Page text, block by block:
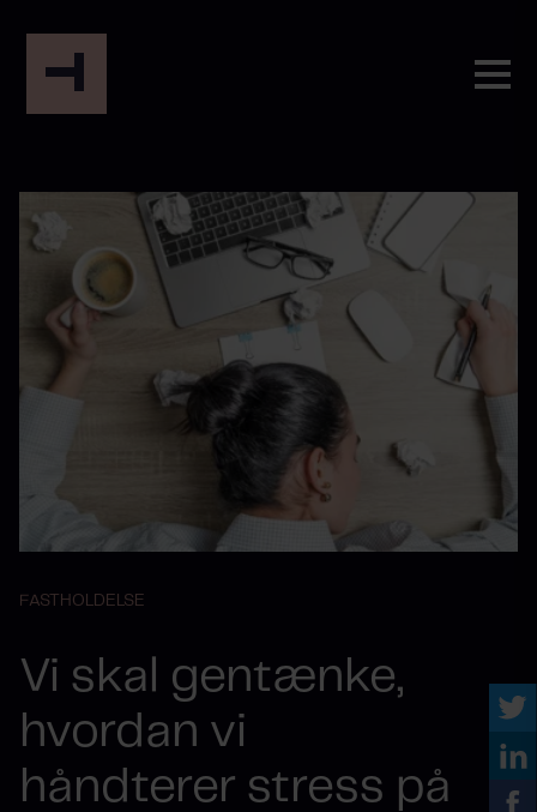
FASTHOLDELSE
Vi skal gentænke,
hvordan vi
håndterer stress på